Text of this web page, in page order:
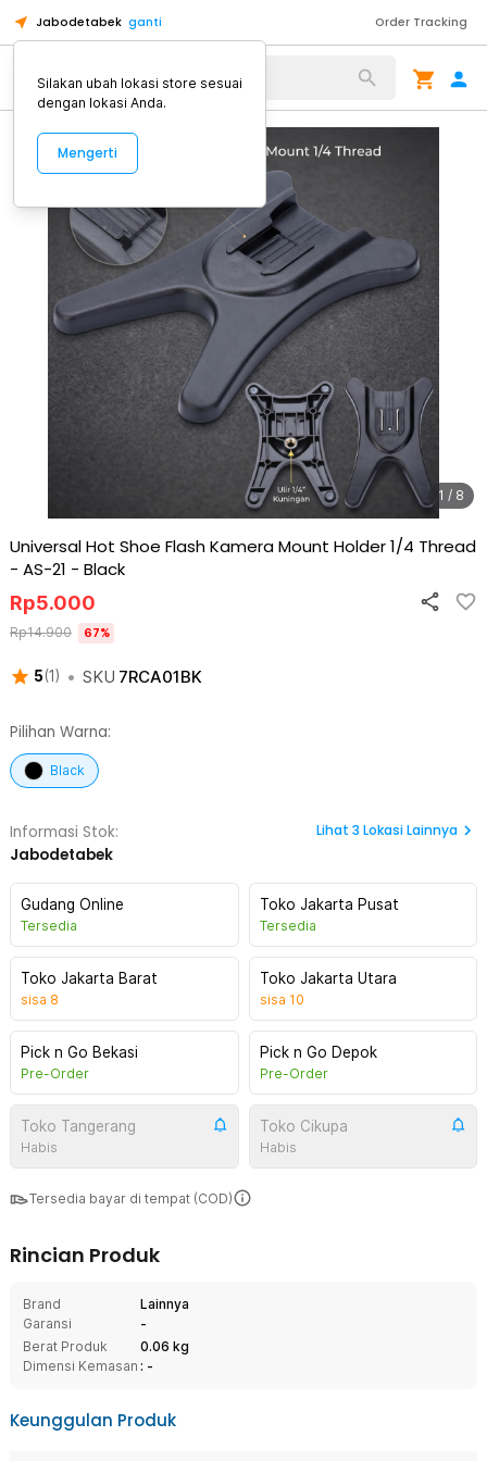
Jabodetabek ganti Order Tracking
Alat Kopi
1 / 8
Universal Hot Shoe Flash Kamera Mount Holder 1/4 Thread
- AS-21 - Black
5(1 ) • SKU 7RCA01BK
Rp5.000
Rp14.900 67%
Pilihan Warna:
Black
Informasi Stok:
Jabodetabek
Lihat 3 Lokasi Lainnya
Gudang Online
Tersedia
Toko Jakarta Pusat
Tersedia
Toko Jakarta Barat
sisa 8
Toko Jakarta Utara
sisa 10
Pick n Go Bekasi
Pre-Order
Pick n Go Depok
Pre-Order
Toko Tangerang
Habis
Toko Cikupa
Habis
Tersedia bayar di tempat (COD)
Rincian Produk
Brand
Lainnya
Garansi
-
Berat Produk
0.06 kg
Dimensi Kemasan : -
Keunggulan Produk
Silakan ubah lokasi store sesuai
dengan lokasi Anda.
Mengerti